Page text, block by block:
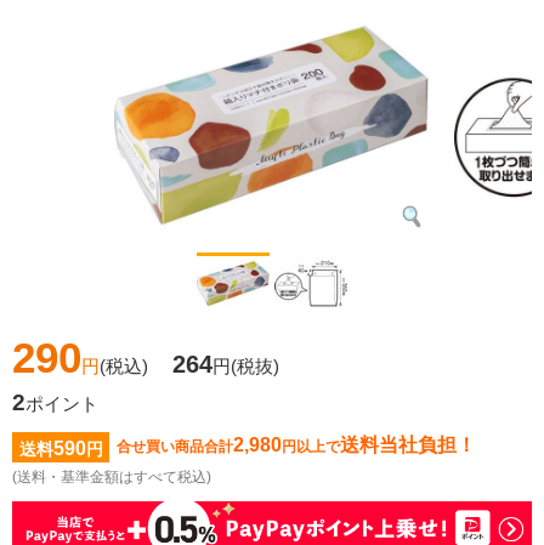
290円(税込) 264円(税抜)
2ポイント
送料590円 合せ買い商品合計2,980円以上で送料当社負担！
(送料・基準金額はすべて税込)